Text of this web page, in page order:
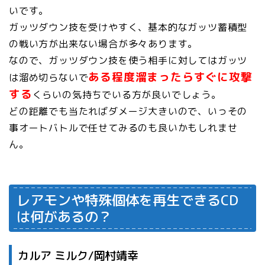
いです。
ガッツダウン技を受けやすく、基本的なガッツ蓄積型
の戦い方が出来ない場合が多々あります。
なので、ガッツダウン技を使う相手に対してはガッツ
は溜め切らないである程度溜まったらすぐに攻撃
する くらいの気持ちでいる方が良いでしょう。
どの距離でも当たればダメージ大きいので、いっその
事オートバトルで任せてみるのも良いかもしれませ
ん。
レアモンや特殊個体を再生できるCD
は何があるの？
カルア ミルク/岡村靖幸